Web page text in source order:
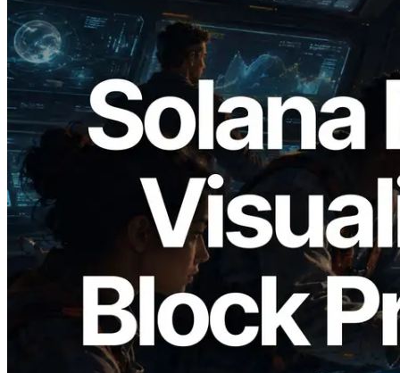
2026.05.24
Validators Solutions запускает Solana
Block Analyzer — визуализация
времени генерации блоков и
назначенных валидаторов на уровне
слотов
Читать статью